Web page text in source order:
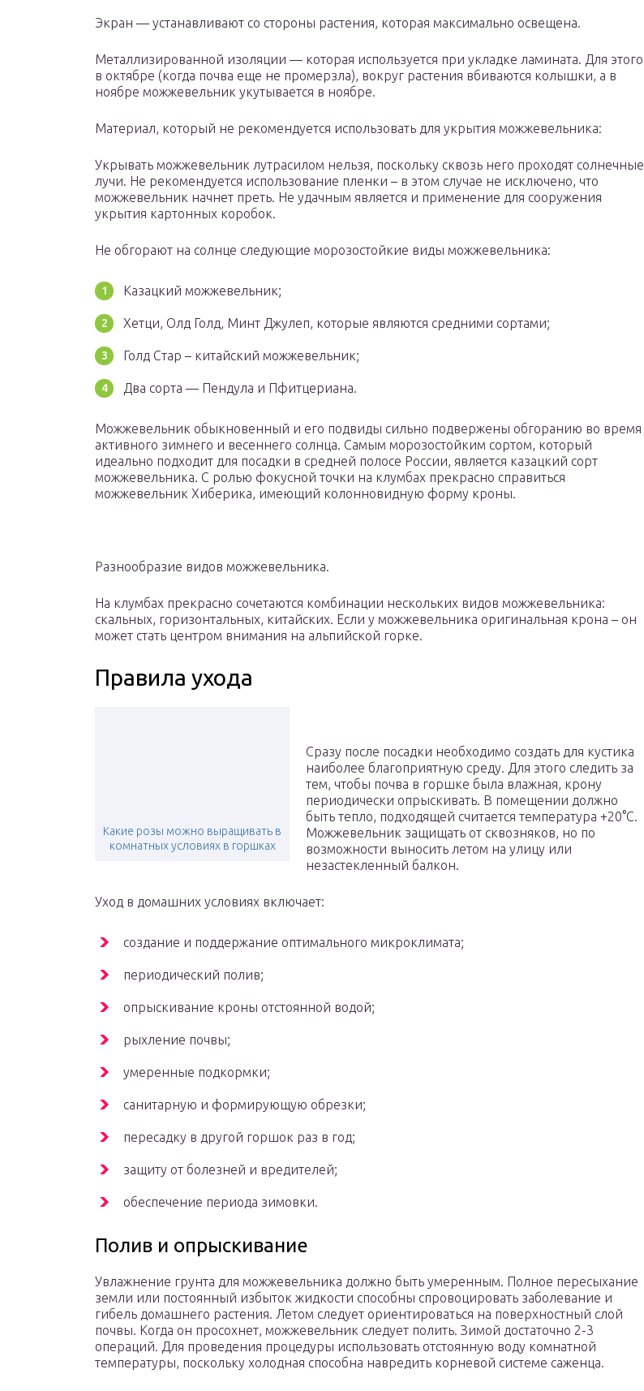
Экран — устанавливают со стороны растения, которая максимально освещена.
Металлизированной изоляции — которая используется при укладке ламината. Для этого
в октябре (когда почва еще не промерзла), вокруг растения вбиваются колышки, а в
ноябре можжевельник укутывается в ноябре.
Материал, который не рекомендуется использовать для укрытия можжевельника:
Укрывать можжевельник лутрасилом нельзя, поскольку сквозь него проходят солнечные
лучи. Не рекомендуется использование пленки – в этом случае не исключено, что
можжевельник начнет преть. Не удачным является и применение для сооружения
укрытия картонных коробок.
Не обгорают на солнце следующие морозостойкие виды можжевельника:
Казацкий можжевельник;
Хетци, Олд Голд, Минт Джулеп, которые являются средними сортами;
Голд Стар – китайский можжевельник;
Два сорта — Пендула и Пфитцериана.
Можжевельник обыкновенный и его подвиды сильно подвержены обгоранию во время
активного зимнего и весеннего солнца. Самым морозостойким сортом, который
идеально подходит для посадки в средней полосе России, является казацкий сорт
можжевельника. С ролью фокусной точки на клумбах прекрасно справиться
можжевельник Хиберика, имеющий колонновидную форму кроны.
Разнообразие видов можжевельника.
На клумбах прекрасно сочетаются комбинации нескольких видов можжевельника:
скальных, горизонтальных, китайских. Если у можжевельника оригинальная крона – он
может стать центром внимания на альпийской горке.
Правила ухода
Какие розы можно выращивать в
комнатных условиях в горшках
Сразу после посадки необходимо создать для кустика
наиболее благоприятную среду. Для этого следить за
тем, чтобы почва в горшке была влажная, крону
периодически опрыскивать. В помещении должно
быть тепло, подходящей считается температура +20°C.
Можжевельник защищать от сквозняков, но по
возможности выносить летом на улицу или
незастекленный балкон.
Уход в домашних условиях включает:
создание и поддержание оптимального микроклимата;
периодический полив;
опрыскивание кроны отстоянной водой;
рыхление почвы;
умеренные подкормки;
санитарную и формирующую обрезки;
пересадку в другой горшок раз в год;
защиту от болезней и вредителей;
обеспечение периода зимовки.
Полив и опрыскивание
Увлажнение грунта для можжевельника должно быть умеренным. Полное пересыхание
земли или постоянный избыток жидкости способны спровоцировать заболевание и
гибель домашнего растения. Летом следует ориентироваться на поверхностный слой
почвы. Когда он просохнет, можжевельник следует полить. Зимой достаточно 2-3
операций. Для проведения процедуры использовать отстоянную воду комнатной
температуры, поскольку холодная способна навредить корневой системе саженца.